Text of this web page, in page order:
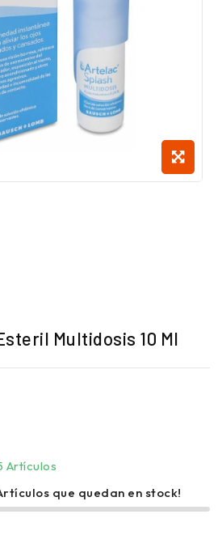
Multidosis 10 Ml
Artículos
que quedan en stock!